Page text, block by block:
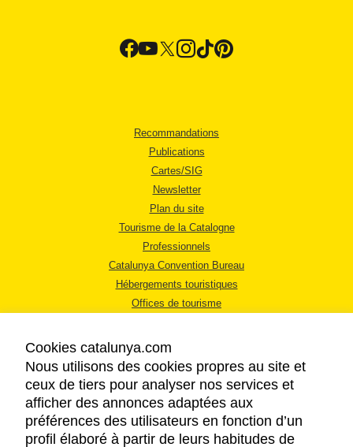
Recommandations
Publications
Cartes/SIG
Newsletter
Plan du site
Tourisme de la Catalogne
Professionnels
Catalunya Convention Bureau
Hébergements touristiques
Offices de tourisme
MENTIONS LÉGALES
RÈGLES DE CONFIDENTIALITÉ
Cookies catalunya.com
Nous utilisons des cookies propres au site et
ceux de tiers pour analyser nos services et
afficher des annonces adaptées aux
préférences des utilisateurs en fonction d’un
profil élaboré à partir de leurs habitudes de